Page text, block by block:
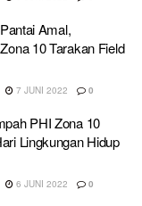
Amal,
10 Tarakan Field
7 JUNI 2022 0
PHI Zona 10
Lingkungan Hidup
6 JUNI 2022 0